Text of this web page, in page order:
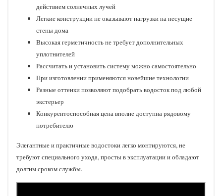
действием солнечных лучей
Легкие конструкции не оказывают нагрузки на несущие
стены дома
Высокая герметичность не требует дополнительных
уплотнителей
Рассчитать и установить систему можно самостоятельно
При изготовлении применяются новейшие технологии
Разные оттенки позволяют подобрать водосток под любой
экстерьер
Конкурентоспособная цена вполне доступна рядовому
потребителю
Элегантные и практичные водостоки легко монтируются, не
требуют специального ухода, просты в эксплуатации и обладают
долгим сроком службы.